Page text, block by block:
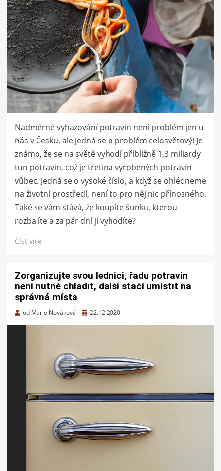
Nadměrné vyhazování potravin není problém jen u
nás v Česku, ale jedná se o problém celosvětový! Je
známo, že se na světě vyhodí přibližně 1,3 miliardy
tun potravin, což je třetina vyrobených potravin
vůbec. Jedná se o vysoké číslo, a když se ohlédneme
na životní prostředí, není to pro něj nic přínosného.
Také se vám stává, že koupíte šunku, kterou
rozbalíte a za pár dní ji vyhodíte?
Číst více
Zorganizujte svou lednici, řadu potravin
není nutné chladit, další stačí umístit na
správná místa
od Marie Nováková
Zveřejněno
22.12.2020